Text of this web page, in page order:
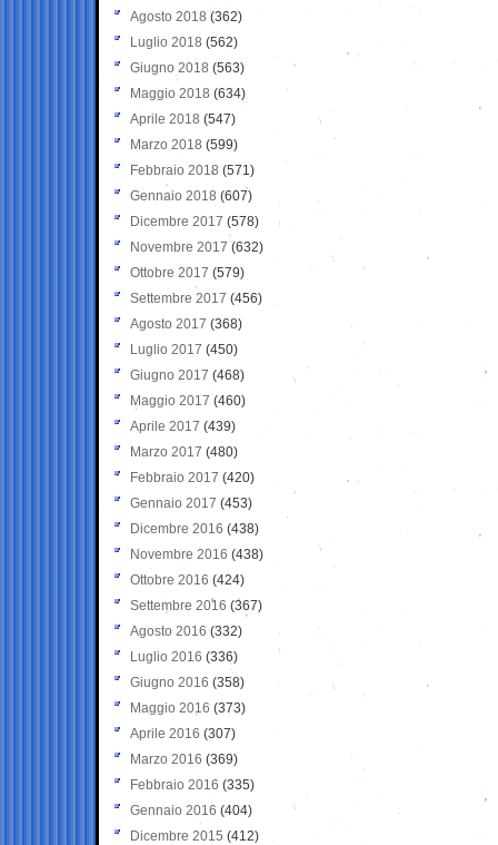
Agosto 2018 (362)
Luglio 2018 (562)
Giugno 2018 (563)
Maggio 2018 (634)
Aprile 2018 (547)
Marzo 2018 (599)
Febbraio 2018 (571)
Gennaio 2018 (607)
Dicembre 2017 (578)
Novembre 2017 (632)
Ottobre 2017 (579)
Settembre 2017 (456)
Agosto 2017 (368)
Luglio 2017 (450)
Giugno 2017 (468)
Maggio 2017 (460)
Aprile 2017 (439)
Marzo 2017 (480)
Febbraio 2017 (420)
Gennaio 2017 (453)
Dicembre 2016 (438)
Novembre 2016 (438)
Ottobre 2016 (424)
Settembre 2016 (367)
Agosto 2016 (332)
Luglio 2016 (336)
Giugno 2016 (358)
Maggio 2016 (373)
Aprile 2016 (307)
Marzo 2016 (369)
Febbraio 2016 (335)
Gennaio 2016 (404)
Dicembre 2015 (412)